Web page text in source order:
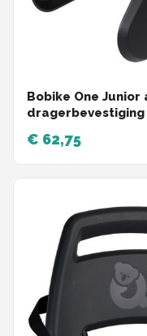
Bobike One
€ 62,75